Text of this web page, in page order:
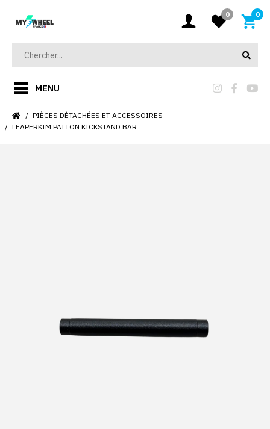
0 0
MENU
PIÈCES DÉTACHÉES ET ACCESSOIRES
LEAPERKIM PATTON KICKSTAND BAR